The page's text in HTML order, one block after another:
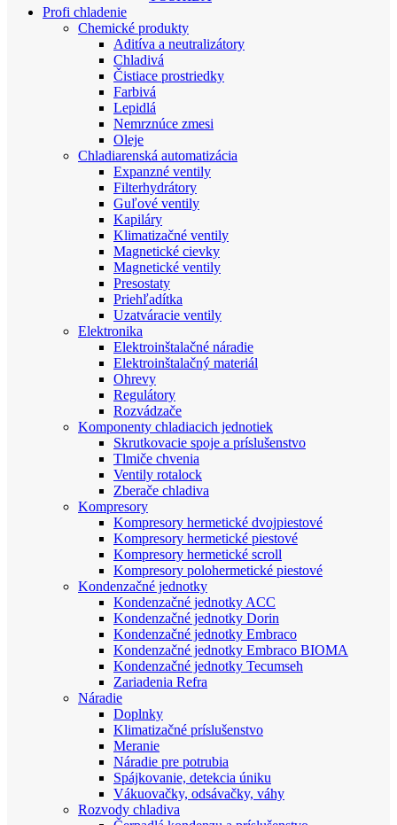
Profi chladenie
Chemické produkty
Aditíva a neutralizátory
Chladivá
Čistiace prostriedky
Farbivá
Lepidlá
Nemrznúce zmesi
Oleje
Chladiarenská automatizácia
Expanzné ventily
Filterhydrátory
Guľové ventily
Kapiláry
Klimatizačné ventily
Magnetické cievky
Magnetické ventily
Presostaty
Priehľadítka
Uzatváracie ventily
Elektronika
Elektroinštalačné náradie
Elektroinštalačný materiál
Ohrevy
Regulátory
Rozvádzače
Komponenty chladiacich jednotiek
Skrutkovacie spoje a príslušenstvo
Tlmiče chvenia
Ventily rotalock
Zberače chladiva
Kompresory
Kompresory hermetické dvojpiestové
Kompresory hermetické piestové
Kompresory hermetické scroll
Kompresory polohermetické piestové
Kondenzačné jednotky
Kondenzačné jednotky ACC
Kondenzačné jednotky Dorin
Kondenzačné jednotky Embraco
Kondenzačné jednotky Embraco BIOMA
Kondenzačné jednotky Tecumseh
Zariadenia Refra
Náradie
Doplnky
Klimatizačné príslušenstvo
Meranie
Náradie pre potrubia
Spájkovanie, detekcia úniku
Vákuovačky, odsávačky, váhy
Rozvody chladiva